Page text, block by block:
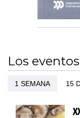
Los
1 SEMANA 15